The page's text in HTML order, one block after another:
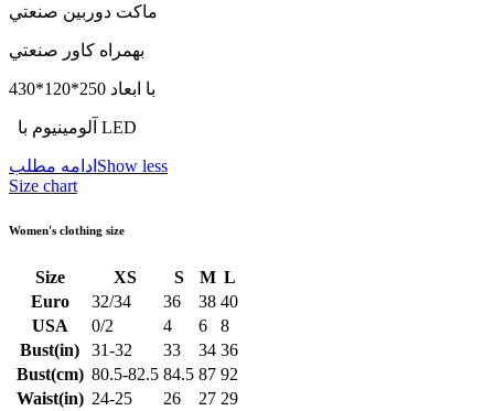
ماكت دوربين صنعتي
بهمراه كاور صنعتي
با ابعاد 250*120*430
آلومینیوم با LED
ادامه مطلب Show less
Size chart
Women's clothing size
Size XS S M L
Euro
32/34 36 38 40
USA
0/2 4 6
8
Bust(in)
31-32 33 34 36
Bust(cm) 80.5-82.5 84.5 87 92
Waist(in) 24-25 26 27 29